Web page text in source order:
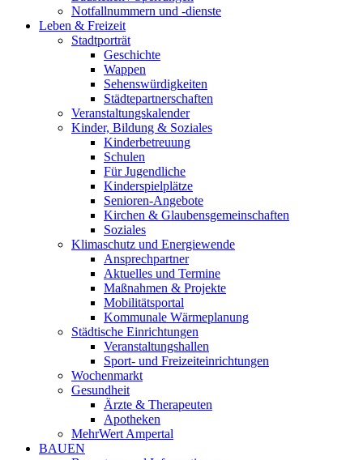
Notfallnummern und -dienste
Leben & Freizeit
Stadtporträt
Geschichte
Wappen
Sehenswürdigkeiten
Städtepartnerschaften
Veranstaltungskalender
Kinder, Bildung & Soziales
Kinderbetreuung
Schulen
Für Jugendliche
Kinderspielplätze
Senioren-Angebote
Kirchen & Glaubensgemeinschaften
Soziales
Klimaschutz und Energiewende
Ansprechpartner
Aktuelles und Termine
Maßnahmen & Projekte
Mobilitätsportal
Kommunale Wärmeplanung
Städtische Einrichtungen
Veranstaltungshallen
Sport- und Freizeiteinrichtungen
Wochenmarkt
Gesundheit
Ärzte & Therapeuten
Apotheken
MehrWert Ampertal
BAUEN